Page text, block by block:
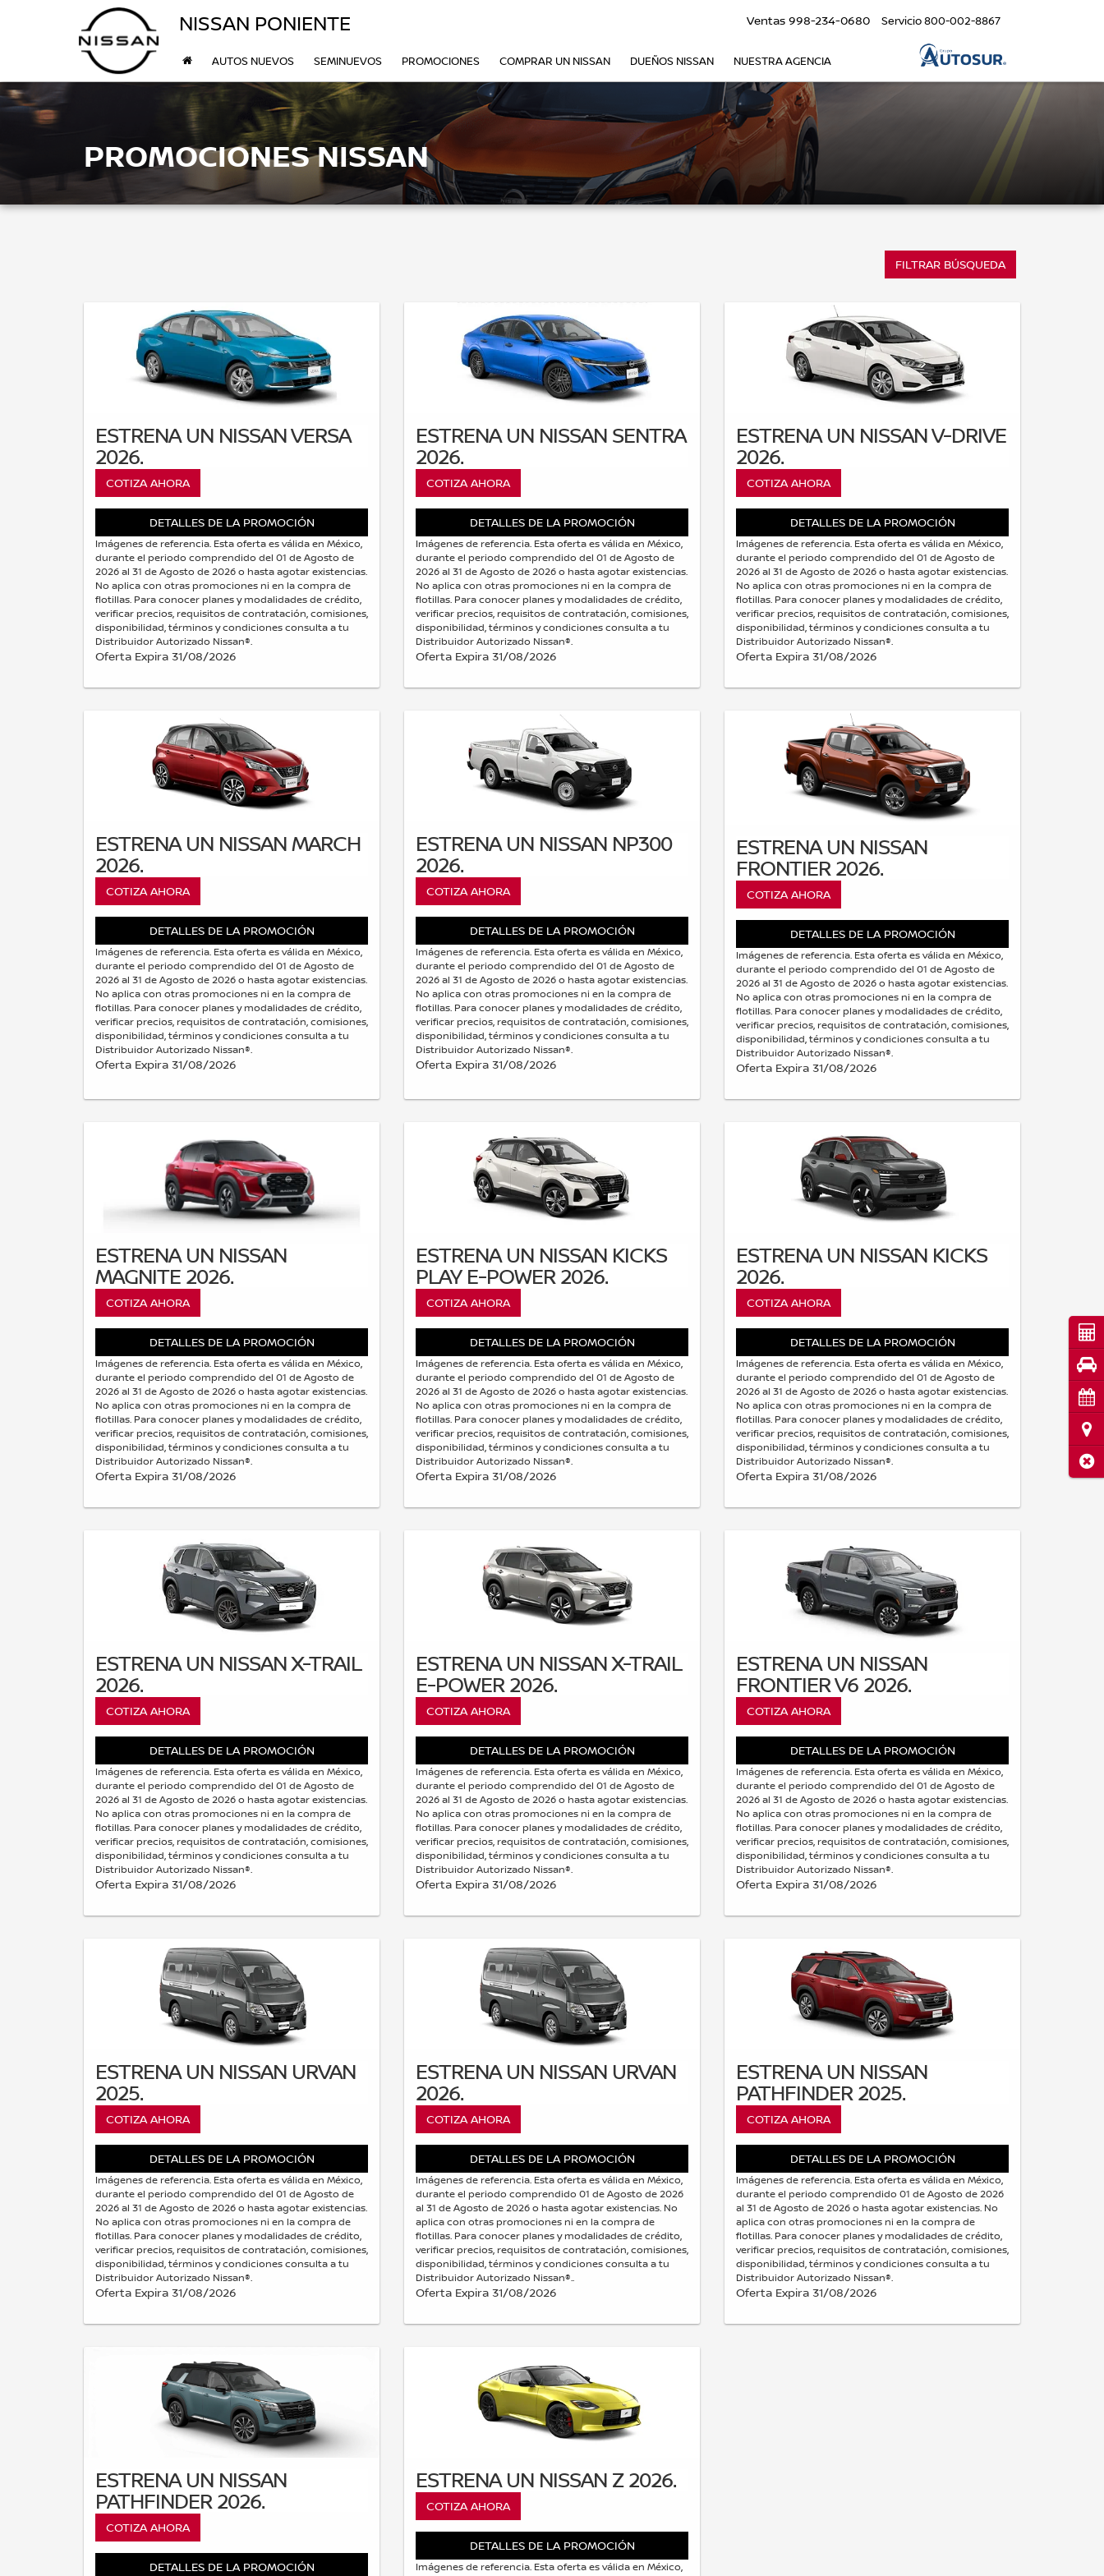
NISSAN PONIENTE Ventas 998-234-0680 Servicio800-002-8867
AUTOS NUEVOS SEMINUEVOS PROMOCIONES COMPRAR UN NISSAN DUEÑOS NISSAN NUESTRA AGENCIA
PROMOCIONES NISSAN
FILTRAR BÚSQUEDA
ESTRENA UN NISSAN VERSA
2026.
COTIZA AHORA
DETALLES DE LA PROMOCIÓN
Imágenes de referencia. Esta oferta es válida en México,
durante el periodo comprendido del 01 de Agosto de
2026 al 31 de Agosto de 2026 o hasta agotar existencias.
No aplica con otras promociones ni en la compra de
flotillas. Para conocer planes y modalidades de crédito,
verificar precios, requisitos de contratación, comisiones,
disponibilidad, términos y condiciones consulta a tu
Distribuidor Autorizado Nissan®.
Oferta Expira 31/08/2026
ESTRENA UN NISSAN SENTRA
2026.
COTIZA AHORA
DETALLES DE LA PROMOCIÓN
Imágenes de referencia. Esta oferta es válida en México,
durante el periodo comprendido del 01 de Agosto de
2026 al 31 de Agosto de 2026 o hasta agotar existencias.
No aplica con otras promociones ni en la compra de
flotillas. Para conocer planes y modalidades de crédito,
verificar precios, requisitos de contratación, comisiones,
disponibilidad, términos y condiciones consulta a tu
Distribuidor Autorizado Nissan®.
Oferta Expira 31/08/2026
ESTRENA UN NISSAN V-DRIVE
2026.
COTIZA AHORA
DETALLES DE LA PROMOCIÓN
Imágenes de referencia. Esta oferta es válida en México,
durante el periodo comprendido del 01 de Agosto de
2026 al 31 de Agosto de 2026 o hasta agotar existencias.
No aplica con otras promociones ni en la compra de
flotillas. Para conocer planes y modalidades de crédito,
verificar precios, requisitos de contratación, comisiones,
disponibilidad, términos y condiciones consulta a tu
Distribuidor Autorizado Nissan®.
Oferta Expira 31/08/2026
ESTRENA UN NISSAN MARCH
2026.
COTIZA AHORA
DETALLES DE LA PROMOCIÓN
Imágenes de referencia. Esta oferta es válida en México,
durante el periodo comprendido del 01 de Agosto de
2026 al 31 de Agosto de 2026 o hasta agotar existencias.
No aplica con otras promociones ni en la compra de
flotillas. Para conocer planes y modalidades de crédito,
verificar precios, requisitos de contratación, comisiones,
disponibilidad, términos y condiciones consulta a tu
Distribuidor Autorizado Nissan®.
Oferta Expira 31/08/2026
ESTRENA UN NISSAN NP300
2026.
COTIZA AHORA
DETALLES DE LA PROMOCIÓN
Imágenes de referencia. Esta oferta es válida en México,
durante el periodo comprendido del 01 de Agosto de
2026 al 31 de Agosto de 2026 o hasta agotar existencias.
No aplica con otras promociones ni en la compra de
flotillas. Para conocer planes y modalidades de crédito,
verificar precios, requisitos de contratación, comisiones,
disponibilidad, términos y condiciones consulta a tu
Distribuidor Autorizado Nissan®.
Oferta Expira 31/08/2026
ESTRENA UN NISSAN
FRONTIER 2026.
COTIZA AHORA
DETALLES DE LA PROMOCIÓN
Imágenes de referencia. Esta oferta es válida en México,
durante el periodo comprendido del 01 de Agosto de
2026 al 31 de Agosto de 2026 o hasta agotar existencias.
No aplica con otras promociones ni en la compra de
flotillas. Para conocer planes y modalidades de crédito,
verificar precios, requisitos de contratación, comisiones,
disponibilidad, términos y condiciones consulta a tu
Distribuidor Autorizado Nissan®.
Oferta Expira 31/08/2026
ESTRENA UN NISSAN
MAGNITE 2026.
COTIZA AHORA
DETALLES DE LA PROMOCIÓN
Imágenes de referencia. Esta oferta es válida en México,
durante el periodo comprendido del 01 de Agosto de
2026 al 31 de Agosto de 2026 o hasta agotar existencias.
No aplica con otras promociones ni en la compra de
flotillas. Para conocer planes y modalidades de crédito,
verificar precios, requisitos de contratación, comisiones,
disponibilidad, términos y condiciones consulta a tu
Distribuidor Autorizado Nissan®.
Oferta Expira 31/08/2026
ESTRENA UN NISSAN KICKS
PLAY E-POWER 2026.
COTIZA AHORA
DETALLES DE LA PROMOCIÓN
Imágenes de referencia. Esta oferta es válida en México,
durante el periodo comprendido del 01 de Agosto de
2026 al 31 de Agosto de 2026 o hasta agotar existencias.
No aplica con otras promociones ni en la compra de
flotillas. Para conocer planes y modalidades de crédito,
verificar precios, requisitos de contratación, comisiones,
disponibilidad, términos y condiciones consulta a tu
Distribuidor Autorizado Nissan®.
Oferta Expira 31/08/2026
ESTRENA UN NISSAN KICKS
2026.
COTIZA AHORA
DETALLES DE LA PROMOCIÓN
Imágenes de referencia. Esta oferta es válida en México,
durante el periodo comprendido del 01 de Agosto de
2026 al 31 de Agosto de 2026 o hasta agotar existencias.
No aplica con otras promociones ni en la compra de
flotillas. Para conocer planes y modalidades de crédito,
verificar precios, requisitos de contratación, comisiones,
disponibilidad, términos y condiciones consulta a tu
Distribuidor Autorizado Nissan®.
Oferta Expira 31/08/2026
ESTRENA UN NISSAN X-TRAIL
2026.
COTIZA AHORA
DETALLES DE LA PROMOCIÓN
Imágenes de referencia. Esta oferta es válida en México,
durante el periodo comprendido del 01 de Agosto de
2026 al 31 de Agosto de 2026 o hasta agotar existencias.
No aplica con otras promociones ni en la compra de
flotillas. Para conocer planes y modalidades de crédito,
verificar precios, requisitos de contratación, comisiones,
disponibilidad, términos y condiciones consulta a tu
Distribuidor Autorizado Nissan®.
Oferta Expira 31/08/2026
ESTRENA UN NISSAN X-TRAIL
E-POWER 2026.
COTIZA AHORA
DETALLES DE LA PROMOCIÓN
Imágenes de referencia. Esta oferta es válida en México,
durante el periodo comprendido del 01 de Agosto de
2026 al 31 de Agosto de 2026 o hasta agotar existencias.
No aplica con otras promociones ni en la compra de
flotillas. Para conocer planes y modalidades de crédito,
verificar precios, requisitos de contratación, comisiones,
disponibilidad, términos y condiciones consulta a tu
Distribuidor Autorizado Nissan®.
Oferta Expira 31/08/2026
ESTRENA UN NISSAN
FRONTIER V6 2026.
COTIZA AHORA
DETALLES DE LA PROMOCIÓN
Imágenes de referencia. Esta oferta es válida en México,
durante el periodo comprendido del 01 de Agosto de
2026 al 31 de Agosto de 2026 o hasta agotar existencias.
No aplica con otras promociones ni en la compra de
flotillas. Para conocer planes y modalidades de crédito,
verificar precios, requisitos de contratación, comisiones,
disponibilidad, términos y condiciones consulta a tu
Distribuidor Autorizado Nissan®.
Oferta Expira 31/08/2026
ESTRENA UN NISSAN URVAN
2025.
COTIZA AHORA
DETALLES DE LA PROMOCIÓN
Imágenes de referencia. Esta oferta es válida en México,
durante el periodo comprendido del 01 de Agosto de
2026 al 31 de Agosto de 2026 o hasta agotar existencias.
No aplica con otras promociones ni en la compra de
flotillas. Para conocer planes y modalidades de crédito,
verificar precios, requisitos de contratación, comisiones,
disponibilidad, términos y condiciones consulta a tu
Distribuidor Autorizado Nissan®.
Oferta Expira 31/08/2026
ESTRENA UN NISSAN URVAN
2026.
COTIZA AHORA
DETALLES DE LA PROMOCIÓN
Imágenes de referencia. Esta oferta es válida en México,
durante el periodo comprendido 01 de Agosto de 2026
al 31 de Agosto de 2026 o hasta agotar existencias. No
aplica con otras promociones ni en la compra de
flotillas. Para conocer planes y modalidades de crédito,
verificar precios, requisitos de contratación, comisiones,
disponibilidad, términos y condiciones consulta a tu
Distribuidor Autorizado Nissan®..
Oferta Expira 31/08/2026
ESTRENA UN NISSAN
PATHFINDER 2025.
COTIZA AHORA
DETALLES DE LA PROMOCIÓN
Imágenes de referencia. Esta oferta es válida en México,
durante el periodo comprendido 01 de Agosto de 2026
al 31 de Agosto de 2026 o hasta agotar existencias. No
aplica con otras promociones ni en la compra de
flotillas. Para conocer planes y modalidades de crédito,
verificar precios, requisitos de contratación, comisiones,
disponibilidad, términos y condiciones consulta a tu
Distribuidor Autorizado Nissan®.
Oferta Expira 31/08/2026
ESTRENA UN NISSAN
PATHFINDER 2026.
COTIZA AHORA
DETALLES DE LA PROMOCIÓN
ESTRENA UN NISSAN Z 2026.
COTIZA AHORA
DETALLES DE LA PROMOCIÓN
Imágenes de referencia. Esta oferta es válida en México,